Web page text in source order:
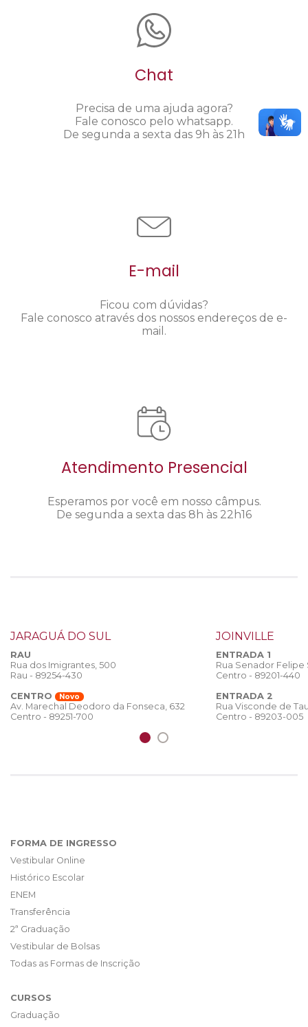
Chat
Precisa de uma ajuda agora?
Fale conosco pelo whatsapp.
De segunda a sexta das 9h às 21h
E-mail
Ficou com dúvidas?
Fale conosco através dos nossos endereços de e-
mail.
Atendimento Presencial
Esperamos por você em nosso câmpus.
De segunda a sexta das 8h às 22h16
JARAGUÁ DO SUL
RAU
Rua dos Imigrantes, 500
Rau - 89254-430
CENTRO
Novo
Av. Marechal Deodoro da Fonseca, 632
Centro - 89251-700
JOINVILLE
ENTRADA 1
Rua Senador
Centro - 89201-440
ENTRADA 2
Rua Visconde de
Centro - 89203-005
FORMA DE INGRESSO
Vestibular Online
Histórico Escolar
ENEM
Transferência
2ª Graduação
Vestibular de Bolsas
Todas as Formas de Inscrição
CURSOS
Graduação